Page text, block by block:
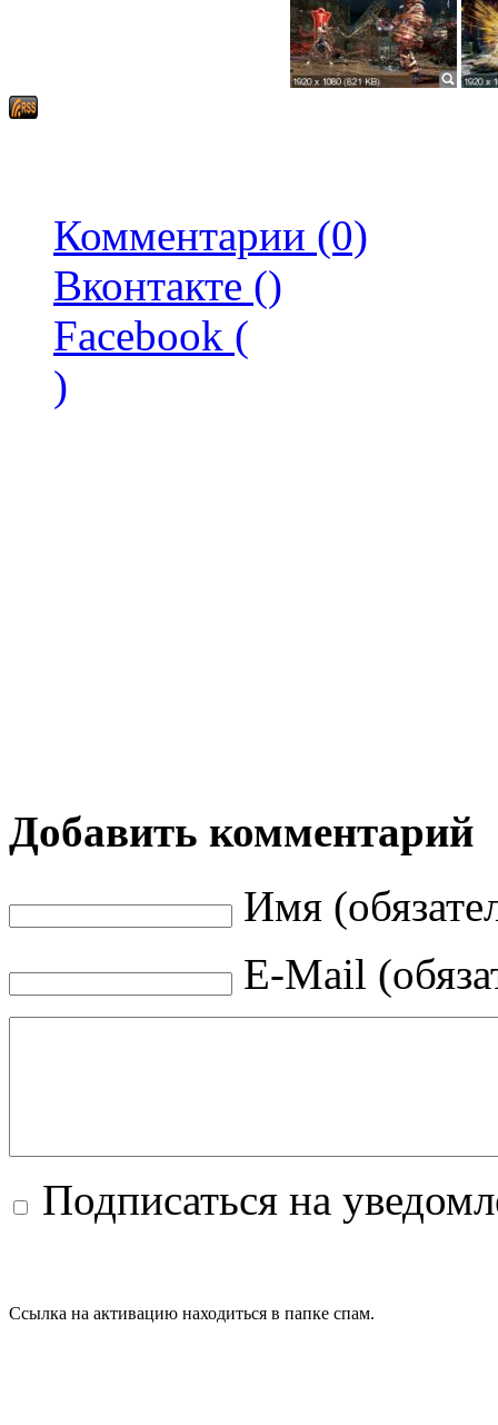
Комментарии (0)
Вконтакте ()
Facebook (
)
Добавить комментарий
Имя
E-Mail
Подписаться на
Ссылка на активацию находиться в папке спам.